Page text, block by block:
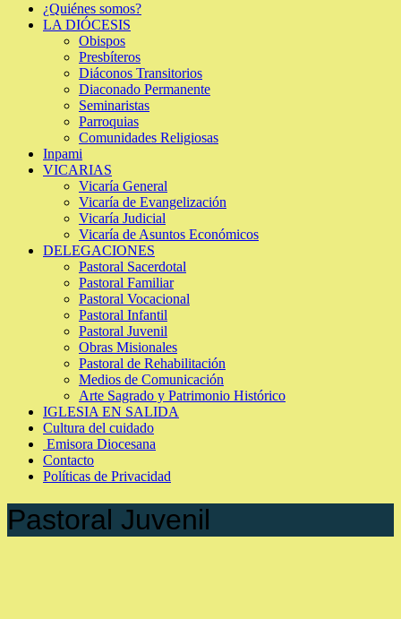
¿Quiénes somos?
LA DIÓCESIS
Obispos
Presbíteros
Diáconos Transitorios
Diaconado Permanente
Seminaristas
Parroquias
Comunidades Religiosas
Inpami
VICARIAS
Vicaría General
Vicaría de Evangelización
Vicaría Judicial
Vicaría de Asuntos Económicos
DELEGACIONES
Pastoral Sacerdotal
Pastoral Familiar
Pastoral Vocacional
Pastoral Infantil
Pastoral Juvenil
Obras Misionales
Pastoral de Rehabilitación
Medios de Comunicación
Arte Sagrado y Patrimonio Histórico
IGLESIA EN SALIDA
Cultura del cuidado
Emisora Diocesana
Contacto
Políticas de Privacidad
Pastoral Juvenil